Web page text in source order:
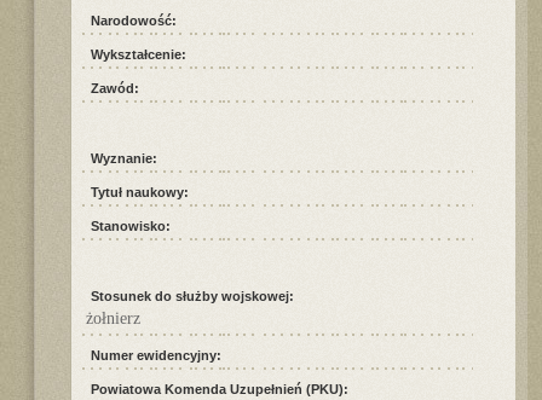
Narodowość:
Wykształcenie:
Zawód:
Wyznanie:
Tytuł naukowy:
Stanowisko:
Stosunek do służby wojskowej:
żołnierz
Numer ewidencyjny:
Powiatowa Komenda Uzupełnień (PKU):